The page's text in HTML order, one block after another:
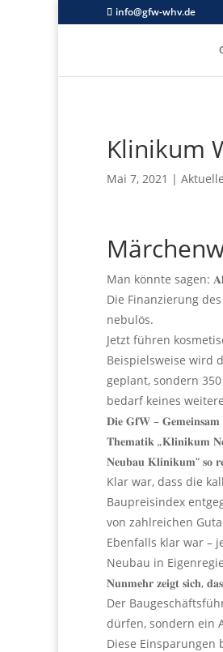
info@gfw-whv.de
Klinikum
Mai 7, 2021 |
Man könnte sagen: 𝐀𝐥𝐬
Die Finanzierung
nebulös.
Jetzt führen
Beispielsweise wird
geplant, sondern
bedarf keines
𝐃𝐢𝐞 𝐆𝐟𝐖 – 𝐆𝐞𝐦𝐞𝐢𝐧𝐬𝐚𝐦
𝐓𝐡𝐞𝐦𝐚𝐭𝐢𝐤 „𝐊𝐥𝐢𝐧𝐢𝐤𝐮𝐦
𝐍𝐞𝐮𝐛𝐚𝐮 𝐊𝐥𝐢𝐧𝐢𝐤𝐮𝐦“ 𝐬𝐨
Klar war, dass die
Baupreisindex
von zahlreichen
Ebenfalls klar war –
Neubau in
𝐍𝐮𝐧𝐦𝐞𝐡𝐫 𝐳𝐞𝐢𝐠𝐭 𝐬𝐢𝐜𝐡,
Der
dürfen, sondern ein
Diese